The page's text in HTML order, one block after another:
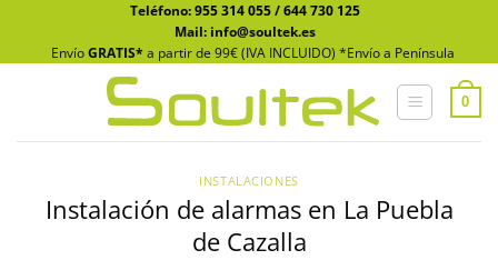
contenido
Teléfono:955 314 055/644 730 125
Mail: info@soultek.es
EnvíoGRATIS* a partir de 99€ (IVA INCLUIDO) *Envío a Península
0
INSTALACIONES
Instalación de alarmas en La Puebla
de Cazalla